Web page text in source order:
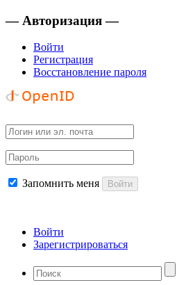
— Авторизация —
Войти
Регистрация
Восстановление пароля
Запомнить меня Войти
Войти
Зарегистрироваться